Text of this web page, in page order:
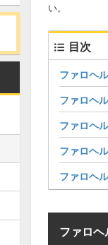
い。
目次
ファロヘ
ファロヘ
ファロヘ
ファロヘ
ファロヘ
ファロ